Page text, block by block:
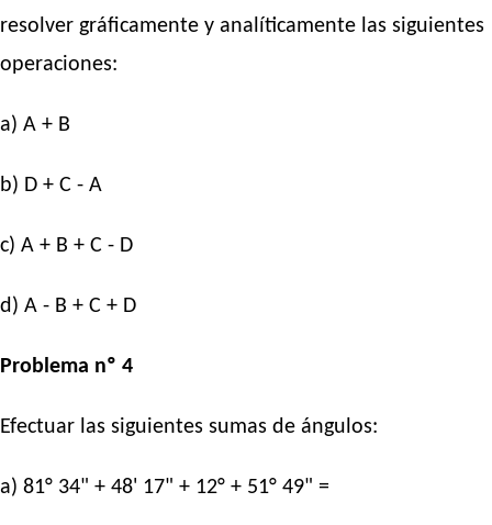
resolver gráficamente y analíticamente las siguientes
operaciones:
a) A + B
b) D + C - A
c) A + B + C - D
d) A - B + C + D
Problema nº 4
Efectuar las siguientes sumas de ángulos:
a) 81° 34" + 48' 17" + 12° + 51° 49" =